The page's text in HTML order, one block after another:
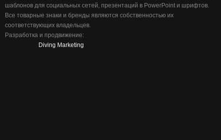
шаблонов для социальных сетей, презентаций в PowerPoint и шрифтов.
Все товарные знаки и бренды являются собственностью их
соответствующих владельцев.
Разработка и продвижение:
Diving Marketing